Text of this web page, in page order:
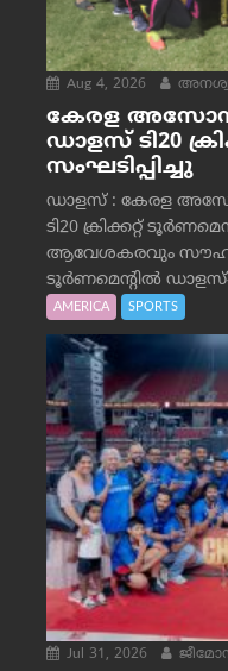
Aug 4, 2026
കേരള
ഡാളസ് ടി20
സംഘടിപ്പിച്ചു
ഡാളസ് : കേരള
ടി20 ക്രിക്കറ്റ്
ആവേശകരവും
ടൂർണമെന്റിൽ
AMERICA SPORTS
Jul 31, 2026